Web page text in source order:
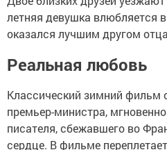
летняя девушка влюбляется
оказался лучшим другом
Реальная любовь
Классический зимний фильм
премьер-министра,
писателя, сбежавшего во
сердце. В фильме